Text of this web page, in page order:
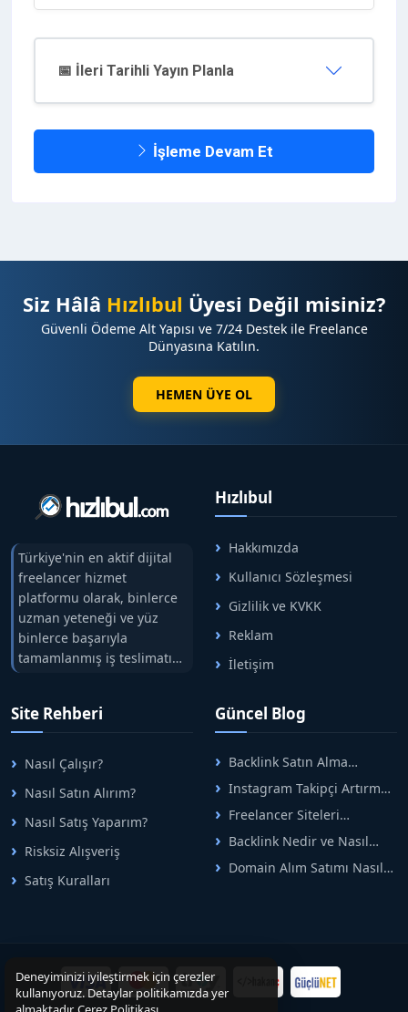
📅 İleri Tarihli Yayın Planla
İşleme Devam Et
Siz Hâlâ Hızlıbul Üyesi Değil misiniz?
Güvenli Ödeme Alt Yapısı ve 7/24 Destek ile Freelance
Dünyasına Katılın.
HEMEN ÜYE OL
Türkiye'nin en aktif dijital
freelancer hizmet
platformu olarak, binlerce
uzman yeteneği ve yüz
binlerce başarıyla
tamamlanmış iş teslimatını
tek çatıda buluşturuyoruz.
arasındaki süreci risksiz
alışveriş sistemi ile koruyan
ticaretin güvenli
adreslerinden birisidir.
Hızlıbul
Hakkımızda
Kullanıcı Sözleşmesi
Gizlilik ve KVKK
Reklam
İletişim
Site Rehberi
Nasıl Çalışır?
Nasıl Satın Alırım?
Nasıl Satış Yaparım?
Risksiz Alışveriş
Satış Kuralları
Güncel Blog
Backlink Satın Alma
Doğru Adımlar
Instagram Takipçi Artırma
Rehberi
Freelancer Siteleri
Yapılır
Backlink Nedir ve Nasıl
Domain Alım Satımı Nasıl
Deneyiminizi iyileştirmek için çerezler
kullanıyoruz. Detaylar politikamızda yer